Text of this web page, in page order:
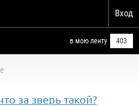
Вход
в мою ленту 403
за зверь такой?